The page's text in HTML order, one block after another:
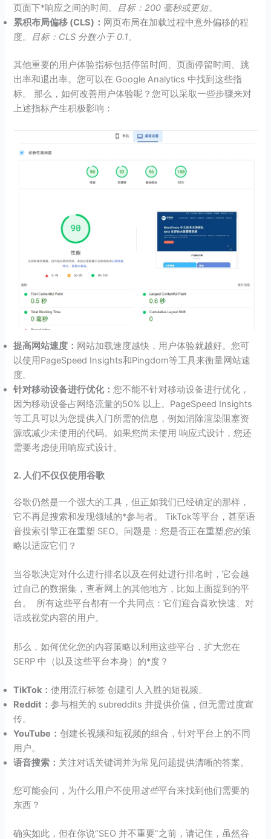
页面下*响应之间的时间。 目标：200 毫秒或更短。
累积布局偏移 (CLS)： 网页布局在加载过程中意外偏移的程
度。 目标：CLS 分数小于 0.1。
其他重要的用户体验指标包括停留时间、页面停留时间、跳
出率和退出率。您可以在 Google Analytics 中找到这些指
标。 那么，如何改善用户体验呢？您可以采取一些步骤来对
上述指标产生积极影响：
提高网站速度： 网站加载速度越快，用户体验就越好。您可
以使用PageSpeed Insights和Pingdom等工具来衡量网站速
度。
针对移动设备进行优化：您不能不针对移动设备进行优化，
因为移动设备占网络流量的50% 以上。PageSpeed Insights
等工具可以为您提供入门所需的信息，例如消除渲染阻塞资
源或减少未使用的代码。如果您尚未使用 响应式设计，您还
需要考虑使用响应式设计。
2. 人们不仅仅使用谷歌
谷歌仍然是一个强大的工具，但正如我们已经确定的那样，
它不再是搜索和发现领域的*参与者。 TikTok等平台，甚至语
音搜索引擎正在重塑 SEO。问题是：您是否正在重塑您的策
略以适应它们？
当谷歌决定对什么进行排名以及在何处进行排名时，它会越
过自己的数据集，查看网上的其他地方，比如上面提到的平
台。 所有这些平台都有一个共同点：它们迎合喜欢快速、对
话或视觉内容的用户。
那么，如何优化您的内容策略以利用这些平台，扩大您在
SERP 中（以及这些平台本身）的*度？
TikTok：使用流行标签 创建引人入胜的短视频。
Reddit：参与相关的 subreddits 并提供价值，但无需过度宣
传。
YouTube：创建长视频和短视频的组合，针对平台上的不同
用户。
语音搜索： 关注对话关键词并为常见问题提供清晰的答案。
您可能会问，为什么用户不使用 这些平台来找到他们需要的
东西？
确实如此，但在你说“SEO 并不重要”之前，请记住，虽然谷